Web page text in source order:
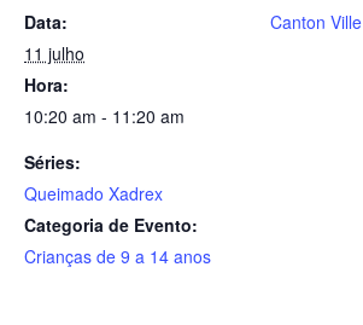
Data:
11 julho
Hora:
10:20 am - 11:20 am
Séries:
Queimado Xadrex
Categoria de Evento:
Crianças de 9 a 14 anos
Canton Ville